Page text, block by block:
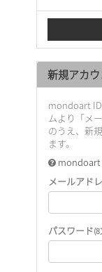
新規アカ
mondoart
ムより「メ
のうえ、新
ます。
mondoart
メールアド
パスワード